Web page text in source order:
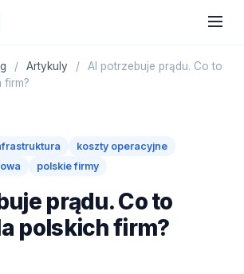
/ Artykuly /
AI potrzebuje prądu. Co to
firm?
koszty operacyjne
polskie firmy
prądu. Co to
polskich firm?